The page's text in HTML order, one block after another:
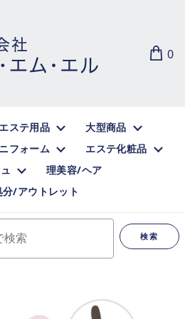
0
エステ用品
大型商品
フォーム
エステ化粧品
理美容/ヘア
分/アウトレット
検索